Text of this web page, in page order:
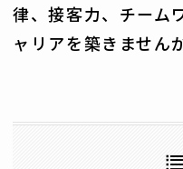
律、接客力、チーム
ャリアを築きません